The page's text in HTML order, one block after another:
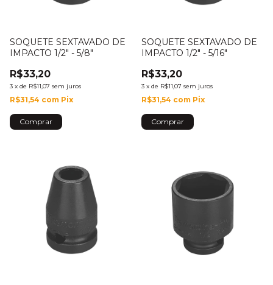
SOQUETE SEXTAVADO DE
IMPACTO 1/2" - 5/8"
R$33,20
3 x de R$11,07 sem juros
R$31,54 com Pix
SOQUETE SEXTAVADO DE
IMPACTO 1/2" - 5/16"
R$33,20
3 x de R$11,07 sem juros
R$31,54 com Pix